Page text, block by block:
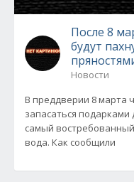
После 8
будут
Новости
В преддверии 8 марта
запасаться
самый
вода. Как сообщили